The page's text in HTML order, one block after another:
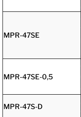
MPR-47SE
MPR-47SE-0,5
MPR-47S-D